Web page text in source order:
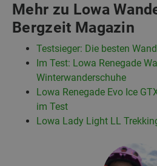
Mehr zu Lowa
Bergzeit Magazin
Testsieger: Die besten
Im Test: Lowa Renegade
Winterwanderschuhe
Lowa Renegade Evo Ice
im Test
Lowa Lady Light LL